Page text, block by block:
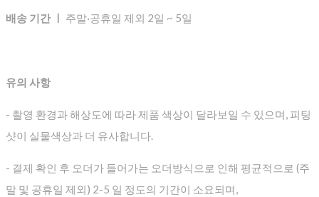
배송 기간 ㅣ 주말·공휴일 제외 2일 ~ 5일
유의 사항
- 촬영 환경과 해상도에 따라 제품 색상이 달라보일 수 있으며, 피팅
샷이 실물색상과 더 유사합니다.
- 결제 확인 후 오더가 들어가는 오더방식으로 인해 평균적으로 (주
말 및 공휴일 제외) 2-5 일 정도의 기간이 소요되며,